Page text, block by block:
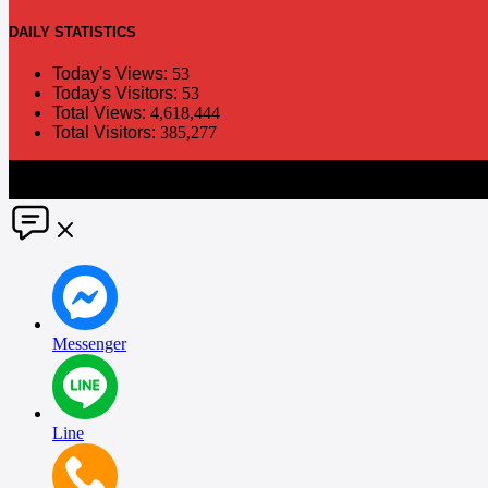
DAILY STATISTICS
Today's Views: 53
Today's Visitors: 53
Total Views: 4,618,444
Total Visitors: 385,277
Messenger
Line